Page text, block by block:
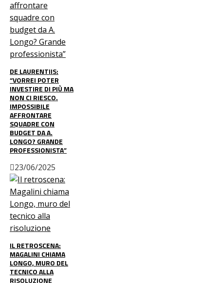
DE LAURENTIIS:
“VORREI POTER
INVESTIRE DI PIÙ MA
NON CI RIESCO.
IMPOSSIBILE
AFFRONTARE
SQUADRE CON
BUDGET DA A.
LONGO? GRANDE
PROFESSIONISTA”
23/06/2025
IL RETROSCENA:
MAGALINI CHIAMA
LONGO, MURO DEL
TECNICO ALLA
RISOLUZIONE